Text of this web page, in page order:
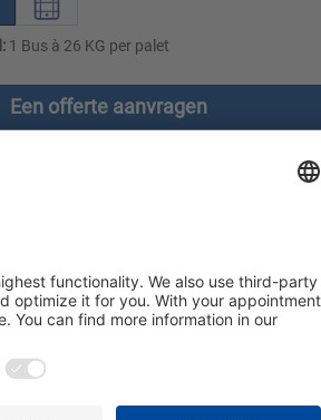
1 Bus à 26 KG per palet
Een offerte aanvragen
De reiniger verwijdert eiwit-, vet-
organische vervuiling. Sibin OT